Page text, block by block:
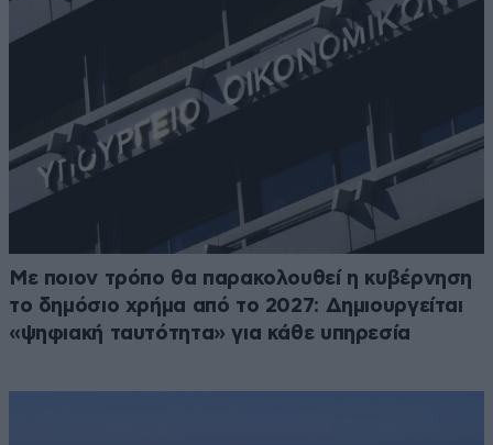
Με ποιον τρόπο θα παρακολουθεί η κυβέρνηση
το δημόσιο χρήμα από το 2027: Δημιουργείται
«ψηφιακή ταυτότητα» για κάθε υπηρεσία